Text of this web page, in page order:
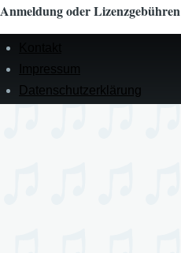
Anmeldung oder Lizenzgebühren
Menü
in
Fußzeile
Impressum
Datenschutz­erklärung